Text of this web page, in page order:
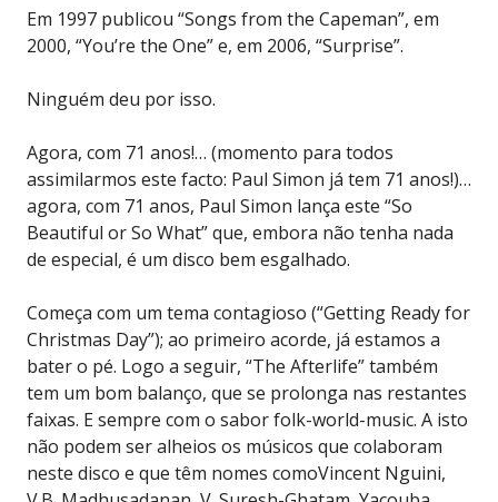
Em 1997 publicou “Songs from the Capeman”, em
2000, “You’re the One” e, em 2006, “Surprise”.
Ninguém deu por isso.
Agora, com 71 anos!… (momento para todos
assimilarmos este facto: Paul Simon já tem 71 anos!)…
agora, com 71 anos, Paul Simon lança este “So
Beautiful or So What” que, embora não tenha nada
de especial, é um disco bem esgalhado.
Começa com um tema contagioso (“Getting Ready for
Christmas Day”); ao primeiro acorde, já estamos a
bater o pé. Logo a seguir, “The Afterlife” também
tem um bom balanço, que se prolonga nas restantes
faixas. E sempre com o sabor folk-world-music. A isto
não podem ser alheios os músicos que colaboram
neste disco e que têm nomes comoVincent Nguini,